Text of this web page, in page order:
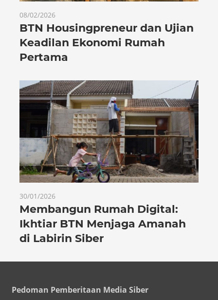
08/02/2026
BTN Housingpreneur dan Ujian
Keadilan Ekonomi Rumah
Pertama
30/01/2026
Membangun Rumah Digital:
Ikhtiar BTN Menjaga Amanah
di Labirin Siber
Pedoman Pemberitaan Media Siber